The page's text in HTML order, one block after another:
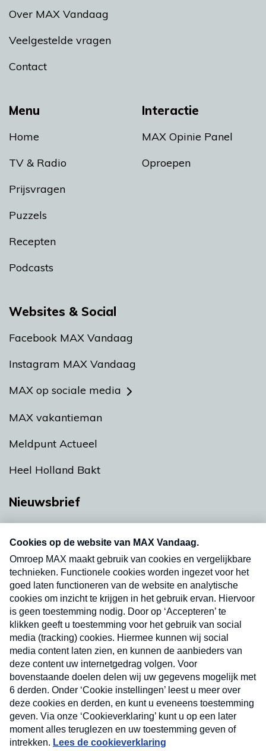
Menu
Home
TV & Radio
Prijsvragen
Puzzels
Recepten
Podcasts
Interactie
MAX Opinie Panel
Oproepen
Over MAX Vandaag
Veelgestelde vragen
Contact
Websites & Social
Facebook MAX Vandaag
Instagram MAX Vandaag
MAX op sociale media
MAX vakantieman
Meldpunt Actueel
Heel Holland Bakt
Nieuwsbrief
nieuwsbrief. Elke vrijdag- en dinsdagochtend in
uw mailbox.
Verzend
Nieuwsbrief
Neem hier een gratis abonnement op onze
nieuwsbrief. Elke vrijdag- en dinsdagochtend in uw